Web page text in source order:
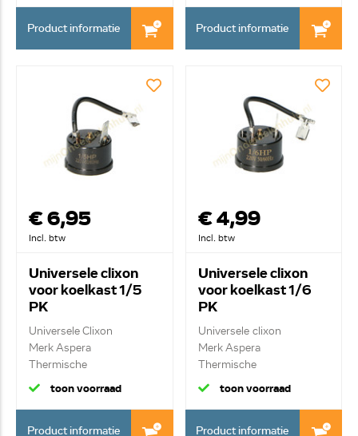
Product informatie Product informatie
€ 6,95
Incl. btw
Universele clixon
voor koelkast 1/5
PK
Universele Clixon
Merk Aspera
Thermische
compressorbeveili...
toon voorraad
Product informatie
€ 4,99
Incl. btw
Universele clixon
voor koelkast 1/6
PK
Universele clixon
Merk Aspera
Thermische
compressorbeveili...
toon voorraad
Product informatie